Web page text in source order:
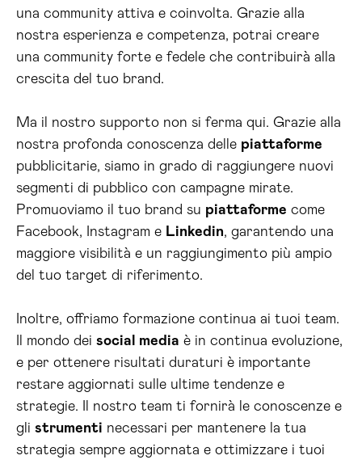
una community attiva e coinvolta. Grazie alla
nostra esperienza e competenza, potrai creare
una community forte e fedele che contribuirà alla
crescita del tuo brand.
Ma il nostro supporto non si ferma qui. Grazie alla
nostra profonda conoscenza delle piattaforme
pubblicitarie, siamo in grado di raggiungere nuovi
segmenti di pubblico con campagne mirate.
Promuoviamo il tuo brand su piattaforme come
Facebook, Instagram e Linkedin, garantendo una
maggiore visibilità e un raggiungimento più ampio
del tuo target di riferimento.
Inoltre, offriamo formazione continua ai tuoi team.
Il mondo dei social media è in continua evoluzione,
e per ottenere risultati duraturi è importante
restare aggiornati sulle ultime tendenze e
strategie. Il nostro team ti fornirà le conoscenze e
gli strumenti necessari per mantenere la tua
strategia sempre aggiornata e ottimizzare i tuoi